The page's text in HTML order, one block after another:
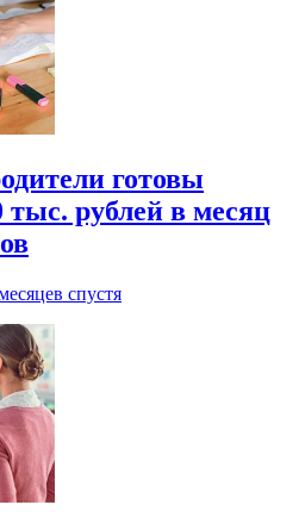
готовы
тыс. рублей в месяц
спустя